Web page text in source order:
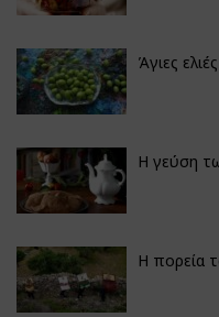
Άγιες
Η γεύση
Η πορεία